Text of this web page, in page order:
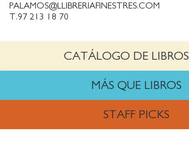
CATÁLOGO DE LIBROS
MÁS QUE LIBROS
STAFF PICKS
PALAMOS@LLIBRERIAFINESTRES.COM
T.97 213 18 70
PALESTINA@LLIBRERIAFINESTRES.COM
TRABAJA CON NOSOTROS